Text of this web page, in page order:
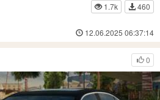
1.7k
460
12.06.2025 06:37:14
0